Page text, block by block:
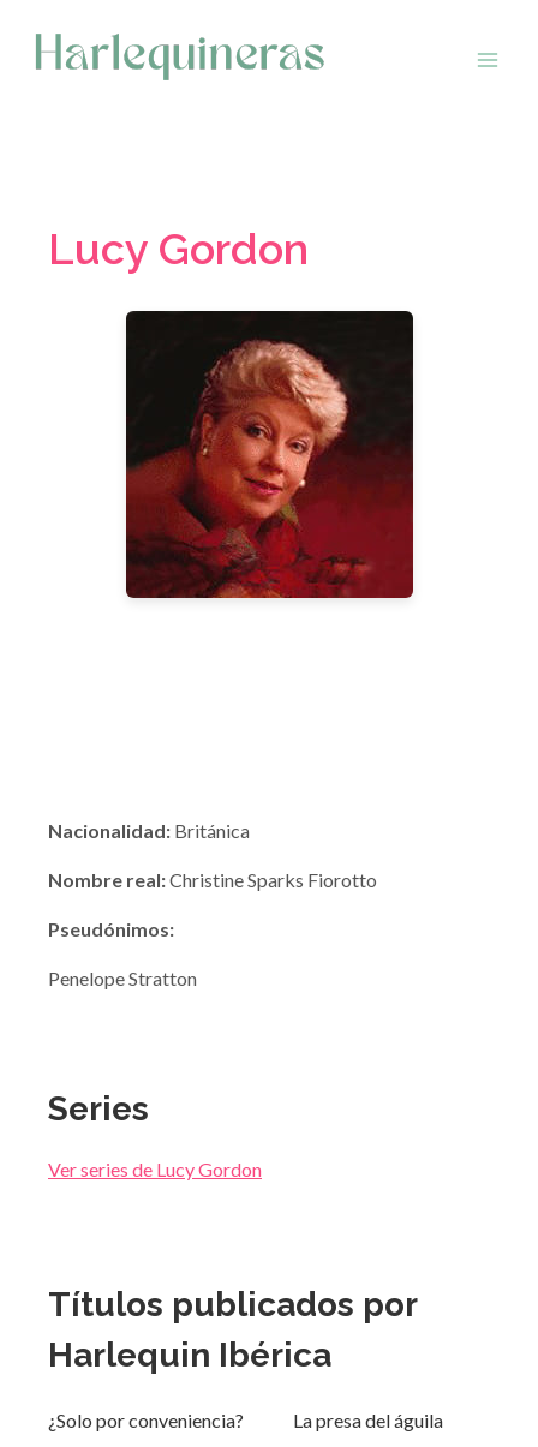
contenido
Lucy Gordon
Nacionalidad: Británica
Nombre real:Christine Sparks Fiorotto
Pseudónimos:
Penelope Stratton
Series
Ver series de Lucy Gordon
Títulos publicados por
Harlequin Ibérica
¿Solo por conveniencia?
La presa del águila